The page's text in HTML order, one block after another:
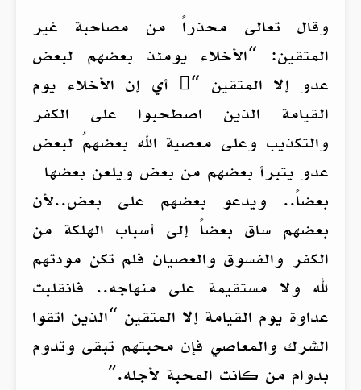
وقال تعالى محذراً من مصاحبة غير
المتقين: “الأخلاء يومئذ بعضهم لبعض
عدو إلا المتقين “ أي إن الأخلاء يوم
القيامة الذين اصطحبوا على الكفر
والتكذيب وعلى معصية الله بعضهمُ لبعض
عدو يتبرأ بعضهم من بعض ويلعن بعضها
بعضاً.. ويدعو بعضهم على بعض..لأن
بعضهم ساق بعضاً إلى أسباب الهلكة من
الكفر والفسوق والعصيان فلم تكن مودتهم
لله ولا مستقيمة على منهاجه.. فانقلبت
عداوة يوم القيامة إلا المتقين “الذين اتقوا
الشرك والمعاصي فإن محبتهم تبقى وتدوم
بدوام من كانت المحبة لأجله.”